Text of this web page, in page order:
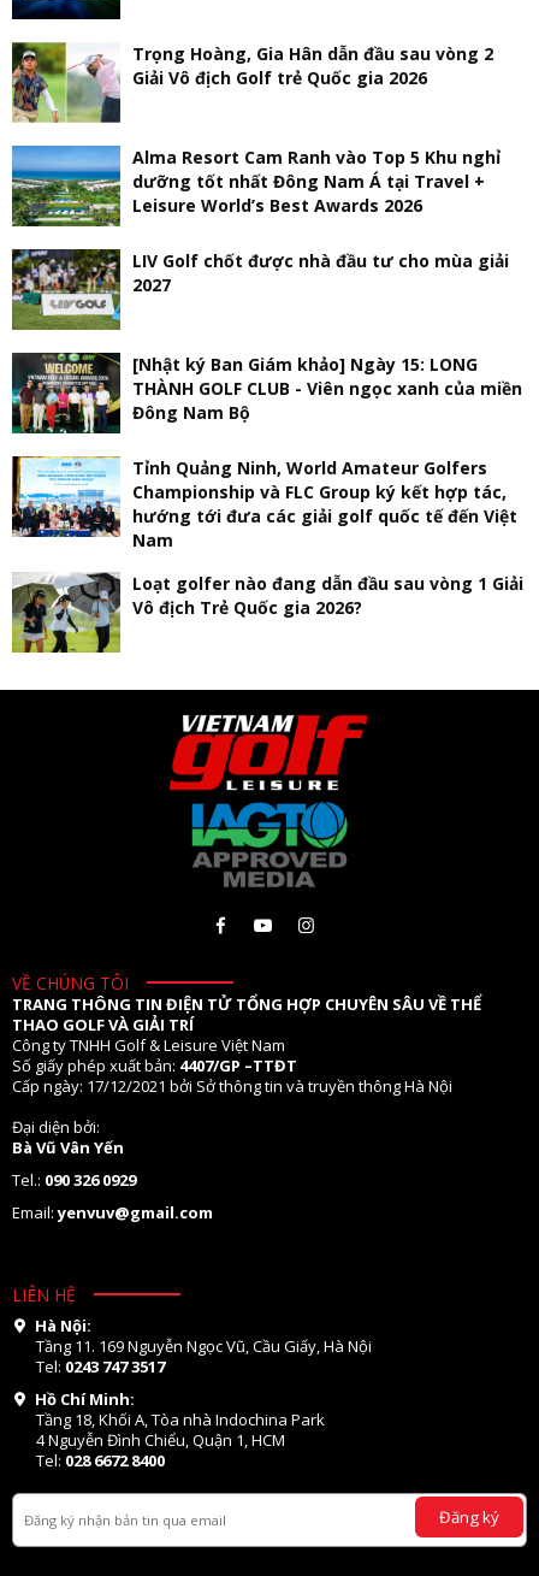
Trọng Hoàng, Gia Hân dẫn đầu sau vòng 2
Giải Vô địch Golf trẻ Quốc gia 2026
Alma Resort Cam Ranh vào Top 5 Khu nghỉ
dưỡng tốt nhất Đông Nam Á tại Travel +
Leisure World’s Best Awards 2026
LIV Golf chốt được nhà đầu tư cho mùa giải
2027
[Nhật ký Ban Giám khảo] Ngày 15: LONG
THÀNH GOLF CLUB - Viên ngọc xanh của miền
Đông Nam Bộ
Tỉnh Quảng Ninh, World Amateur Golfers
Championship và FLC Group ký kết hợp tác,
hướng tới đưa các giải golf quốc tế đến Việt
Nam
Loạt golfer nào đang dẫn đầu sau vòng 1 Giải
Vô địch Trẻ Quốc gia 2026?
VỀ CHÚNG TÔI
TRANG THÔNG TIN ĐIỆN TỬ TỔNG HỢP CHUYÊN SÂU VỀ THỂ
THAO GOLF VÀ GIẢI TRÍ
Công ty TNHH Golf & Leisure Việt Nam
Số giấy phép xuất bản: 4407/GP –TTĐT
Cấp ngày: 17/12/2021 bởi Sở thông tin và truyền thông Hà Nội
Đại diện bởi:
Bà Vũ Vân Yến
Tel.: 090 326 0929
Email:yenvuv@gmail.com
LIÊN HỆ
Hà Nội:
Tầng 11. 169 Nguyễn Ngọc Vũ, Cầu Giấy, Hà Nội
Tel: 0243 747 3517
Hồ Chí Minh:
Tầng 18, Khối A, Tòa nhà Indochina Park
4 Nguyễn Đình Chiểu, Quận 1, HCM
Tel: 028 6672 8400
Đăng ký